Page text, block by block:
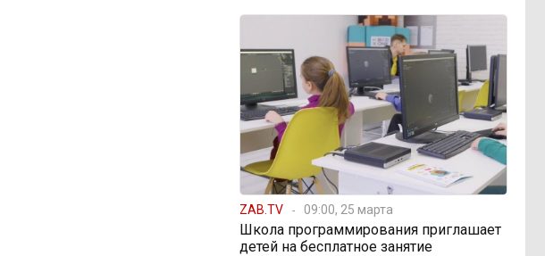
ZAB.TV 09:00, 25 марта
Школа программирования приглашает
детей на бесплатное занятие